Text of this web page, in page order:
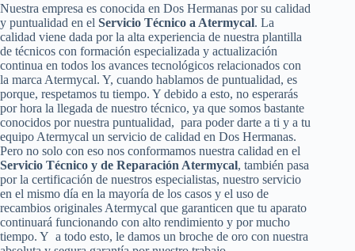
Nuestra empresa es conocida en Dos Hermanas por su calidad
y puntualidad en el Servicio Técnico a Atermycal. La
calidad viene dada por la alta experiencia de nuestra plantilla
de técnicos con formación especializada y actualización
continua en todos los avances tecnológicos relacionados con
la marca Atermycal. Y, cuando hablamos de puntualidad, es
porque, respetamos tu tiempo. Y debido a esto, no esperarás
por hora la llegada de nuestro técnico, ya que somos bastante
conocidos por nuestra puntualidad, para poder darte a ti y a tu
equipo Atermycal un servicio de calidad en Dos Hermanas.
Pero no solo con eso nos conformamos nuestra calidad en el
Servicio Técnico y de Reparación Atermycal, también pasa
por la certificación de nuestros especialistas, nuestro servicio
en el mismo día en la mayoría de los casos y el uso de
recambios originales Atermycal que garanticen que tu aparato
continuará funcionando con alto rendimiento y por mucho
tiempo. Y a todo esto, le damos un broche de oro con nuestra